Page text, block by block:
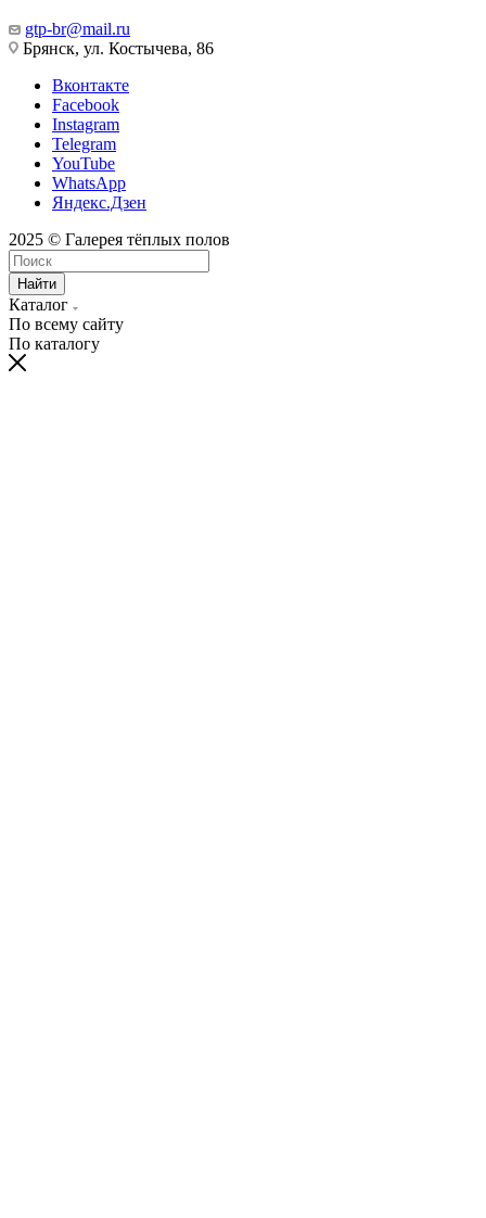
gtp-br@mail.ru
Брянск, ул. Костычева, 86
Вконтакте
Facebook
Instagram
Telegram
YouTube
WhatsApp
Яндекс.Дзен
2025 © Галерея тёплых полов
Найти
Каталог
По всему сайту
По каталогу